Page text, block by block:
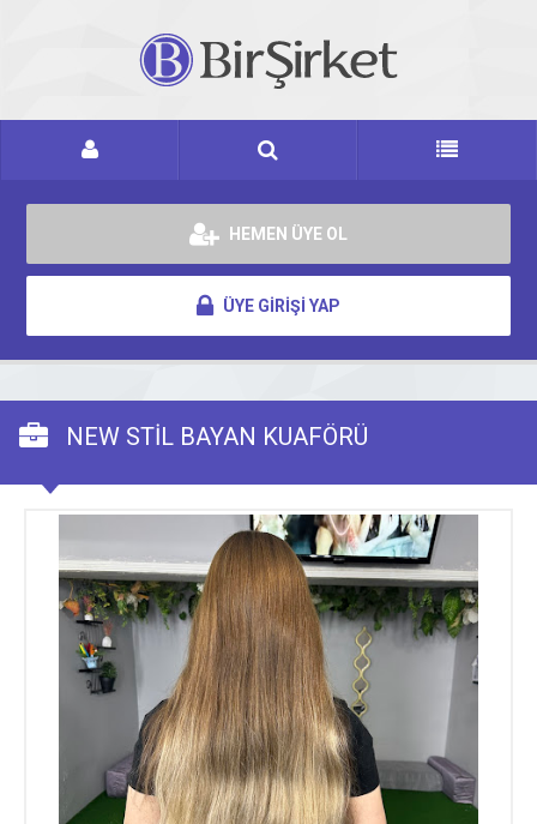
HEMEN ÜYE OL
ÜYE GİRİŞİ YAP
NEW STİL BAYAN KUAFÖRÜ